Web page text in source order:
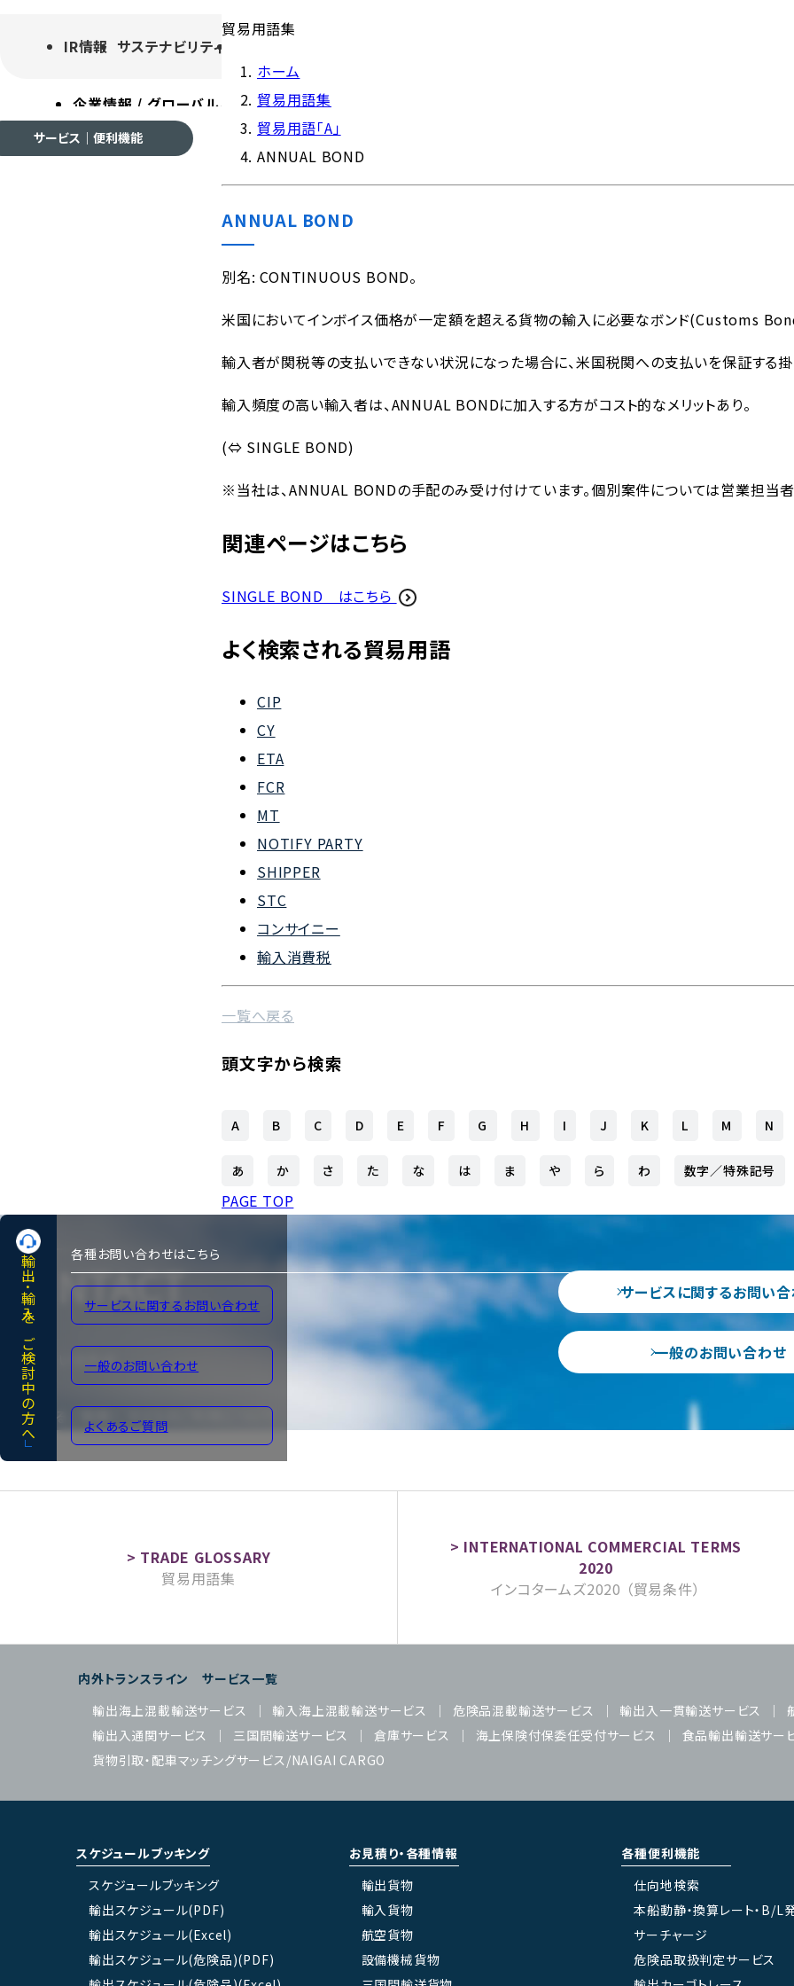
IR情報 サステナビリティ
企業情報 / グローバルネットワーク
企業情報 / グローバルネットワーク
組織図
沿革
企業理念
海外代理店（WEB会員限定情報）
事業案内
内外トランスラインの強
輸出海上輸送サービス
航空輸送サービス
輸出入一貫輸送サ
貿易用語集
イン
ポートガイド
よくあるご質問
サービスに関するお
サービス｜便利機能
貿易用語集
ホーム
貿易用語集
貿易用語「A」
ANNUAL BOND
ANNUAL BOND
別名: CONTINUOUS BOND。
米国においてインボイス価格が一定額を超える貨物の輸入に必要なボンド(Customs
輸入者が関税等の支払いできない状況になった場合に、米国税関への支払いを保証する掛
輸入頻度の高い輸入者は、ANNUAL BONDに加入する方がコスト的なメリットあり。
(⇔ SINGLE BOND)
※当社は、ANNUAL BONDの手配のみ受け付けています。個別案件については営業担当
関連ページはこちら
SINGLE BOND はこちら
よく検索される貿易用語
CIP
CY
ETA
FCR
MT
NOTIFY PARTY
SHIPPER
STC
コンサイニー
輸入消費税
一覧へ戻る
頭文字から検索
A B C D E F G H I J K L M N
あ か さ た な は ま や ら わ 数字／特殊記号
PAGE TOP
輸出･輸入をご検討中の方へ 各種お問い合わせはこちら
サービスに関するお問い合わせ
一般のお問い合わせ
よくあるご質問
CONTACT
各種お問い合わせ
よくあるご質問 サイトのご利用について
サービスに関するお問い
一般のお問い合わせ
貿易用語集 インコタームズ2020 （貿易条件）
内外トランスライン サービス一覧
輸出海上混載輸送サービス
輸入海上混載輸送サービス 危険品混載輸送サービス 輸出入一貫輸送サービス
輸出入通関サービス
三国間輸送サービス 倉庫サービス 海上保険付保委任受付サービス
食品輸出輸送サー
貨物引取・配車マッチングサービス/NAIGAI CARGO
スケジュールブッキング
スケジュールブッキング
輸出スケジュール(PDF)
輸出スケジュール(Excel)
輸出スケジュール(危険品)(PDF)
お見積り・各種情報
輸出貨物
輸入貨物
航空貨物
設備機械貨物
各種便利機能
仕向地検索
本船動静・換算レート・B/L
サーチャージ
危険品取扱判定サービス